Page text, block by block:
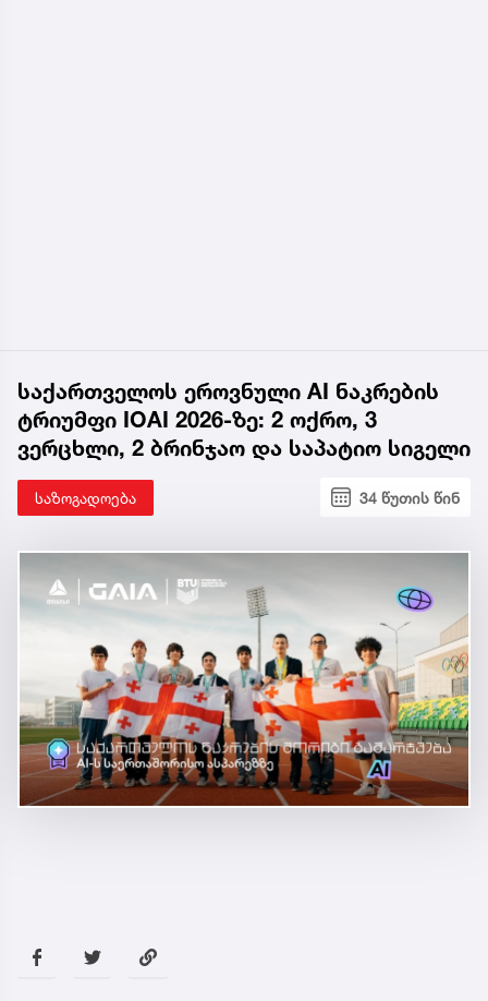
საქართველოს ეროვნული AI ნაკრების
ტრიუმფი IOAI 2026-ზე: 2 ოქრო, 3
ვერცხლი, 2 ბრინჯაო და საპატიო სიგელი
საზოგადოება 34 წუთის წინ